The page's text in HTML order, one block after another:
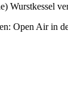
Wurstkessel
Open Air in